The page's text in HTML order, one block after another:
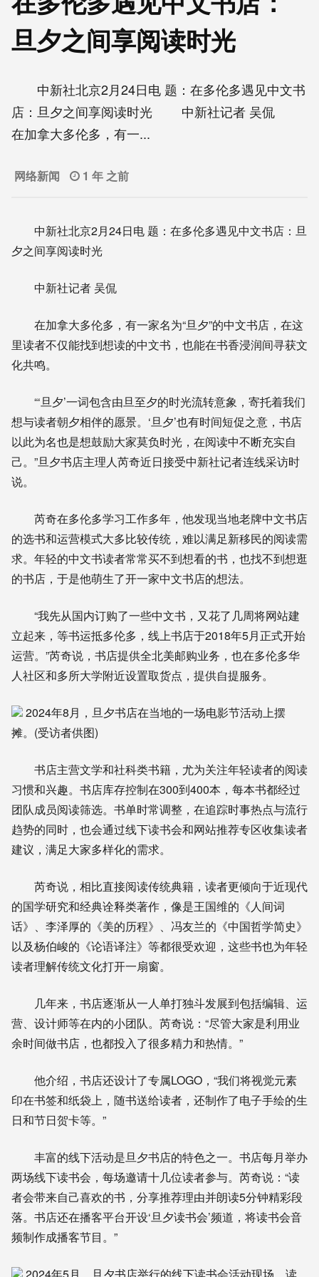
旦夕之间享阅读时光
中新社北京2月24日电 题：在多伦多遇见中文书
店：旦夕之间享阅读时光 中新社记者 吴侃
在加拿大多伦多，有一...
网络新闻 1 年 之前
中新社北京2月24日电 题：在多伦多遇见中文书店：旦
夕之间享阅读时光
中新社记者 吴侃
在加拿大多伦多，有一家名为“旦夕”的中文书店，在这
里读者不仅能找到想读的中文书，也能在书香浸润间寻获文
化共鸣。
“‘旦夕’一词包含由旦至夕的时光流转意象，寄托着我们
想与读者朝夕相伴的愿景。‘旦夕’也有时间短促之意，书店
以此为名也是想鼓励大家莫负时光，在阅读中不断充实自
己。”旦夕书店主理人芮奇近日接受中新社记者连线采访时
说。
芮奇在多伦多学习工作多年，他发现当地老牌中文书店
的选书和运营模式大多比较传统，难以满足新移民的阅读需
求。年轻的中文书读者常常买不到想看的书，也找不到想逛
的书店，于是他萌生了开一家中文书店的想法。
“我先从国内订购了一些中文书，又花了几周将网站建
立起来，等书运抵多伦多，线上书店于2018年5月正式开始
运营。”芮奇说，书店提供全北美邮购业务，也在多伦多华
人社区和多所大学附近设置取货点，提供自提服务。
2024年8月，旦夕书店在当地的一场电影节活动上摆
摊。(受访者供图)
书店主营文学和社科类书籍，尤为关注年轻读者的阅读
习惯和兴趣。书店库存控制在300到400本，每本书都经过
团队成员阅读筛选。书单时常调整，在追踪时事热点与流行
趋势的同时，也会通过线下读书会和网站推荐专区收集读者
建议，满足大家多样化的需求。
芮奇说，相比直接阅读传统典籍，读者更倾向于近现代
的国学研究和经典诠释类著作，像是王国维的《人间词
话》、李泽厚的《美的历程》、冯友兰的《中国哲学简史》
以及杨伯峻的《论语译注》等都很受欢迎，这些书也为年轻
读者理解传统文化打开一扇窗。
几年来，书店逐渐从一人单打独斗发展到包括编辑、运
营、设计师等在内的小团队。芮奇说：“尽管大家是利用业
余时间做书店，也都投入了很多精力和热情。”
他介绍，书店还设计了专属LOGO，“我们将视觉元素
印在书签和纸袋上，随书送给读者，还制作了电子手绘的生
日和节日贺卡等。”
丰富的线下活动是旦夕书店的特色之一。书店每月举办
两场线下读书会，每场邀请十几位读者参与。芮奇说：“读
者会带来自己喜欢的书，分享推荐理由并朗读5分钟精彩段
落。书店还在播客平台开设‘旦夕读书会’频道，将读书会音
频制作成播客节目。”